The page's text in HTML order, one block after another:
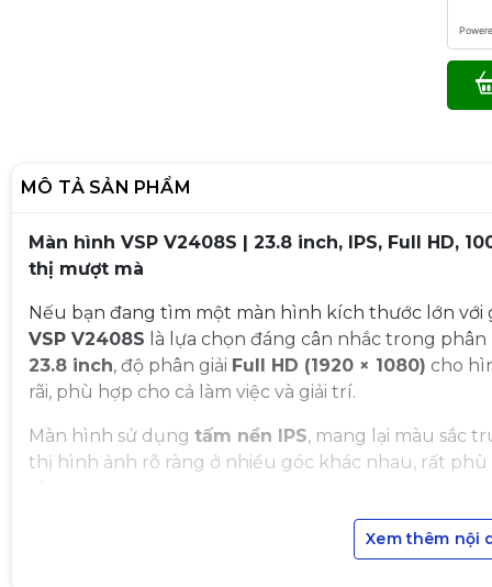
MÔ TẢ SẢN PHẨM
Màn hình VSP V2408S | 23.8 inch, IPS, Full HD,
thị mượt mà
Nếu bạn đang tìm một màn hình kích thước lớn với
VSP V2408S là lựa chọn đáng cân nhắc trong
23.8 inch, độ phân giải Full HD (1920 × 1080) cho
rãi, phù hợp cho cả làm việc và giải trí.
Màn hình sử dụng tấm nền IPS, mang lại màu sắc
thị hình ảnh rõ ràng ở nhiều góc khác nhau, rất
tập.
Ngoài ra, màn hình còn có các đặc điểm nổi bật:
Xem thêm nội